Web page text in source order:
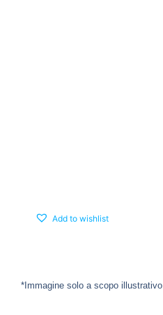
Add to wishlist
*Immagine solo a scopo illustrativo